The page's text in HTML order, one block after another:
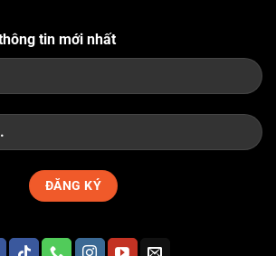
tin mới nhất